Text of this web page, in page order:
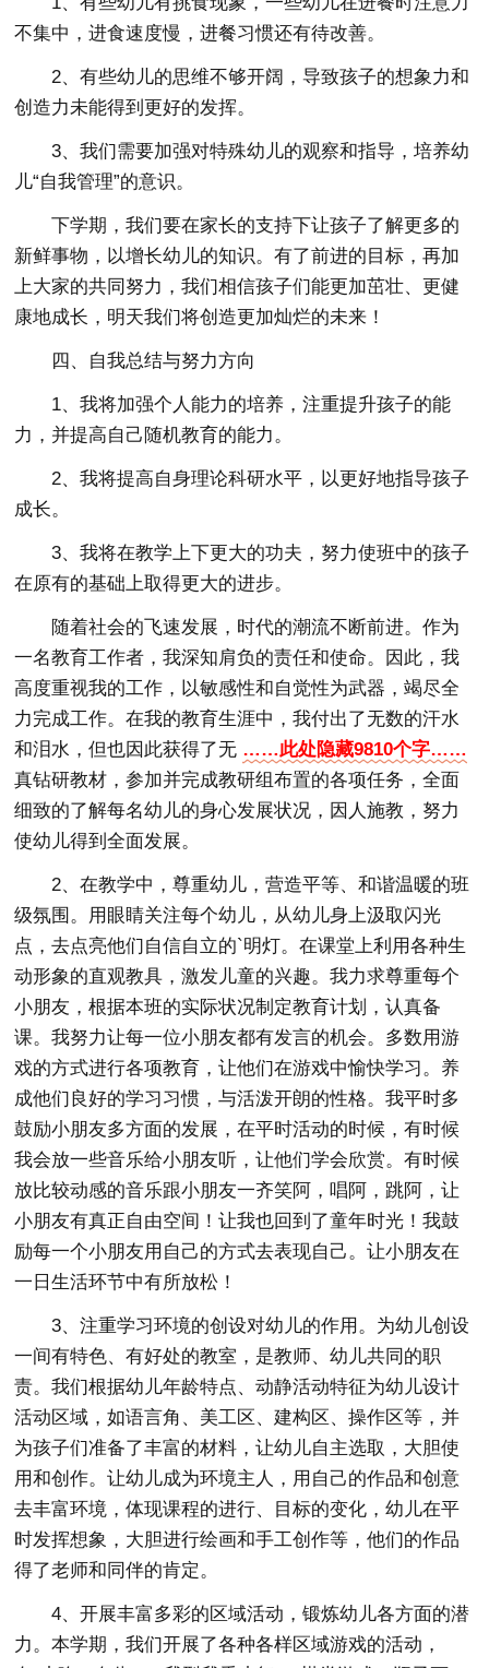
不集中，进食速度慢，进餐习惯还有待改善。
2、有些幼儿的思维不够开阔，导致孩子的想象力和
创造力未能得到更好的发挥。
3、我们需要加强对特殊幼儿的观察和指导，培养幼
儿“自我管理”的意识。
下学期，我们要在家长的支持下让孩子了解更多的
新鲜事物，以增长幼儿的知识。有了前进的目标，再加
上大家的共同努力，我们相信孩子们能更加茁壮、更健
康地成长，明天我们将创造更加灿烂的未来！
四、自我总结与努力方向
1、我将加强个人能力的培养，注重提升孩子的能
力，并提高自己随机教育的能力。
2、我将提高自身理论科研水平，以更好地指导孩子
成长。
3、我将在教学上下更大的功夫，努力使班中的孩子
在原有的基础上取得更大的进步。
随着社会的飞速发展，时代的潮流不断前进。作为
一名教育工作者，我深知肩负的责任和使命。因此，我
高度重视我的工作，以敏感性和自觉性为武器，竭尽全
力完成工作。在我的教育生涯中，我付出了无数的汗水
和泪水，但也因此获得了无 ……此处隐藏9810个字……
真钻研教材，参加并完成教研组布置的各项任务，全面
细致的了解每名幼儿的身心发展状况，因人施教，努力
使幼儿得到全面发展。
2、在教学中，尊重幼儿，营造平等、和谐温暖的班
级氛围。用眼睛关注每个幼儿，从幼儿身上汲取闪光
点，去点亮他们自信自立的`明灯。在课堂上利用各种生
动形象的直观教具，激发儿童的兴趣。我力求尊重每个
小朋友，根据本班的实际状况制定教育计划，认真备
课。我努力让每一位小朋友都有发言的机会。多数用游
戏的方式进行各项教育，让他们在游戏中愉快学习。养
成他们良好的学习习惯，与活泼开朗的性格。我平时多
鼓励小朋友多方面的发展，在平时活动的时候，有时候
我会放一些音乐给小朋友听，让他们学会欣赏。有时候
放比较动感的音乐跟小朋友一齐笑阿，唱阿，跳阿，让
小朋友有真正自由空间！让我也回到了童年时光！我鼓
励每一个小朋友用自己的方式去表现自己。让小朋友在
一日生活环节中有所放松！
3、注重学习环境的创设对幼儿的作用。为幼儿创设
一间有特色、有好处的教室，是教师、幼儿共同的职
责。我们根据幼儿年龄特点、动静活动特征为幼儿设计
活动区域，如语言角、美工区、建构区、操作区等，并
为孩子们准备了丰富的材料，让幼儿自主选取，大胆使
用和创作。让幼儿成为环境主人，用自己的作品和创意
去丰富环境，体现课程的进行、目标的变化，幼儿在平
时发挥想象，大胆进行绘画和手工创作等，他们的作品
得了老师和同伴的肯定。
4、开展丰富多彩的区域活动，锻炼幼儿各方面的潜
力。本学期，我们开展了各种各样区域游戏的活动，